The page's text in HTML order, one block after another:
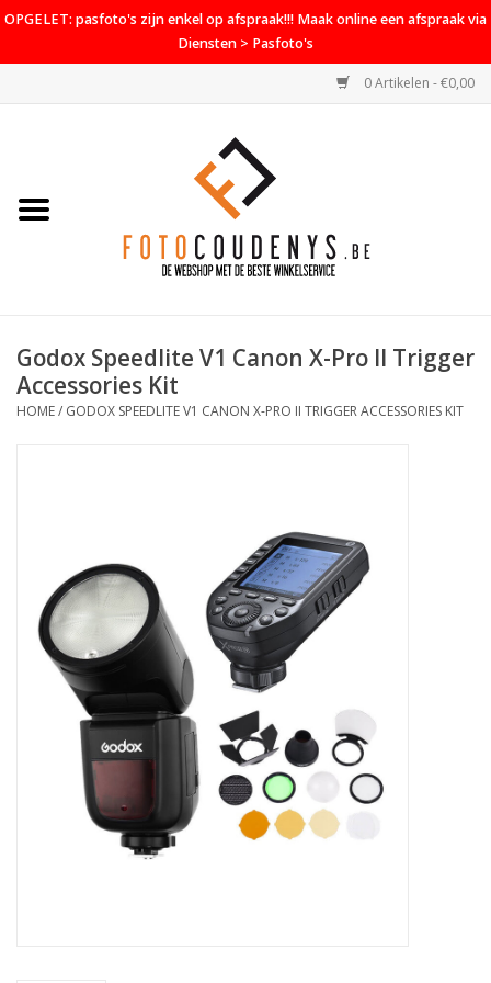
OPGELET: pasfoto's zijn enkel op afspraak!!! Maak online een afspraak via
Diensten > Pasfoto's
0 Artikelen - €0,00
Home
PROMO
Diensten
Godox Speedlite V1 Canon X-Pro II Trigger
Accessories Kit
HOME/ GODOX SPEEDLITE V1 CANON X-PRO II TRIGGER ACCESSORIES KIT